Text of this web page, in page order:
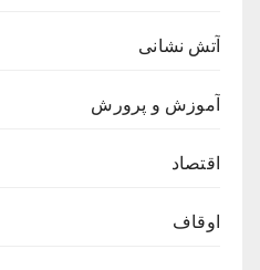
آتش نشانی
آموزش و پرورش
اقتصاد
اوقاف